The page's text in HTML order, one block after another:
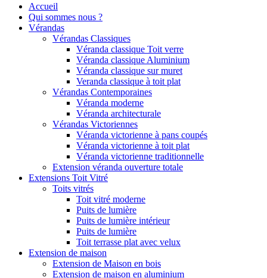
Accueil
Qui sommes nous ?
Vérandas
Vérandas Classiques
Véranda classique Toit verre
Véranda classique Aluminium
Véranda classique sur muret
Veranda classique à toit plat
Vérandas Contemporaines
Véranda moderne
Véranda architecturale
Vérandas Victoriennes
Véranda victorienne à pans coupés
Véranda victorienne à toit plat
Véranda victorienne traditionnelle
Extension véranda ouverture totale
Extensions Toit Vitré
Toits vitrés
Toit vitré moderne
Puits de lumière
Puits de lumière intérieur
Puits de lumière
Toit terrasse plat avec velux
Extension de maison
Extension de Maison en bois
Extension de maison en aluminium